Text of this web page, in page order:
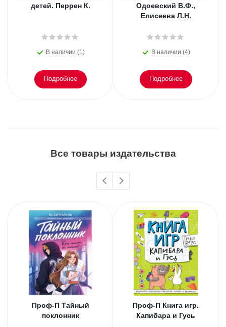
детей. Перрен К.
В наличии (1)
Подробнее
Одоевский В.Ф.,
Елисеева Л.Н.
В наличии (4)
Подробнее
Все товары издательства
Проф-П Тайный
поклонник
Проф-П Книга игр.
Капибара и Гусь